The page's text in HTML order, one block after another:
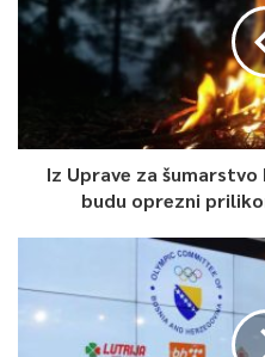
Iz Uprave za šumarstvo
budu oprezni